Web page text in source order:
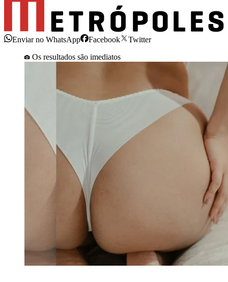
Enviar no WhatsApp Facebook
Twitter
Os resultados são imediatos